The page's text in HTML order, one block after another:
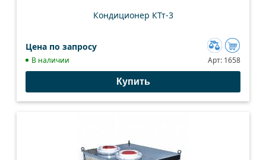
Кондиционер КТт-3
Цена по запросу
Добавить
к
В наличии Арт: 1658
Купить